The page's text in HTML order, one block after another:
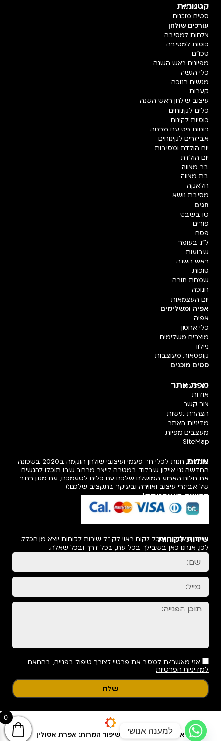
קטגוריות
חד פעמי
סטים מוכנים
עורכים שולחן
צלחות למסיבה
כוסות למסיבה
סכו"ם
מפיונים ראש השנה
כלי הגשה
מגשים חנוכה
קערות
עיצוב שולחן ראש השנה
כלים לקינוחים
כוסיות לקינוח
כוסות פט עם מכסה
אביזרים לקינוחים
יום הולדת ומסיבות
יום הולדת
בר מצווה
בת מצווה
חלאקה
מסיבת נושא
חגים
טו בשבט
פורים
פסח
ל"ג בעומר
שבועות
ראש השנה
סוכות
שמחת תורה
חנוכה
יום העצמאות
אפיה ומשלימים
אפיה
כלי אחסון
מוצרים משלימים
ניילון
קופסאות מעוצבות
סטים מוכנים
מפת אתר
חד פעמי
אודות
צור קשר
הצהרת נגישות
מדיניות האתר
מעצבים מפיות
SiteMap
אודות
פעמיפו, חנות לכלי חד פעמי ועיצובי שולחן הוקמה ב2020 בשכונה
החדשה גני איילון שבלוד במטרה לייצר מרחב שבו תוכלו להגשים
את חלום הארוע המושלם שלכם עם כלים לטעמכם, עם מגוון רחב
של אביזרי עיצוב ואווירה ובעיקר בתקציב שלכם:)
רכישה מאובטחת!
שירות לקוחות
אנחנו מאמינים שכל לקוח ראוי לקבל שירות לקוחות יוצא מן הכלל.
לכן, אנחנו כאן בשבילך בכל עת, בכל דרך ובכל שאלה.
אני מאשר/ת למסור את פרטיי לצורך טיפול בפנייה, בהתאם
למדיניות הפרטיות
שלח
אפיון עיצוב ופיתוח & שיפור המרות: אפרת אסולין
0
למענה אנושי